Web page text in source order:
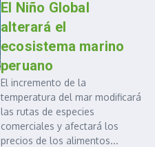
El Niño Global
alterará el
ecosistema marino
peruano
El incremento de la
temperatura del mar modificará
las rutas de especies
comerciales y afectará los
precios de los alimentos...